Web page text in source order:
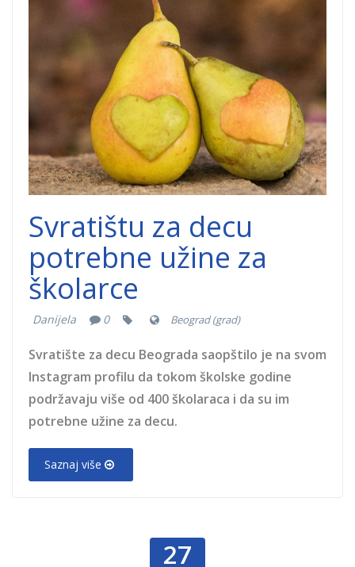
donation.jpg
Svratištu za decu
potrebne užine za
školarce
Danijela 0 Beograd (grad)
Svratište za decu Beograda saopštilo je na svom
Instagram profilu da tokom školske godine
podržavaju više od 400 školaraca i da su im
potrebne užine za decu.
Saznaj više
27